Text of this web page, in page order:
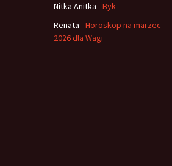
Nitka Anitka -Byk
Renata -Horoskop na marzec
2026 dla Wagi